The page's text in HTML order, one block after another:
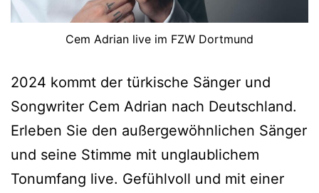
Cem Adrian live im FZW Dortmund
2024 kommt der türkische Sänger und
Songwriter Cem Adrian nach Deutschland.
Erleben Sie den außergewöhnlichen Sänger
und seine Stimme mit unglaublichem
Tonumfang live. Gefühlvoll und mit einer